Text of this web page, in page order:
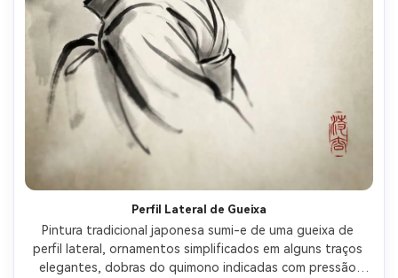
Perfil Lateral de Gueixa
Pintura tradicional japonesa sumi-e de uma gueixa de
perfil lateral, ornamentos simplificados em alguns traços
elegantes, dobras do quimono indicadas com pressão